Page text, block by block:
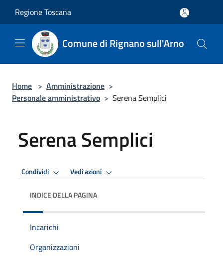
Regione Toscana
Comune di Rignano sull'Arno
Home > Amministrazione >
Personale amministrativo > Serena Semplici
Serena Semplici
Condividi Vedi azioni
INDICE DELLA PAGINA
Incarichi
Organizzazioni